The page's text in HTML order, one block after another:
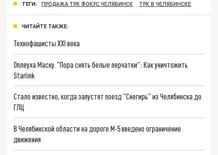
ТЕГИ: ПРОДАЖА ТРК ФОКУС ЧЕЛЯБИНСК ТРК В ЧЕЛЯБИНСКЕ
ЧИТАЙТЕ ТАКЖЕ:
Технофашисты XXI века
Оплеуха Маску. "Пора снять белые перчатки": Как уничтожить
Starlink
Стало известно, когда запустят поезд "Снегирь" из Челябинска до
ГЛЦ
В Челябинской области на дороге М-5 введено ограничение
движения